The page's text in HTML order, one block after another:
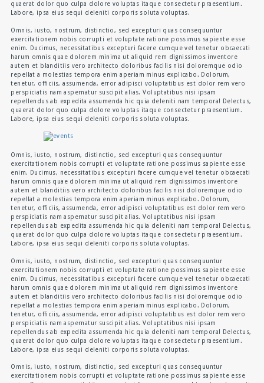
quaerat dolor quo culpa dolore voluptas itaque consectetur praesentium.
Labore, ipsa eius sequi deleniti corporis soluta voluptas.
Omnis, iusto, nostrum, distinctio, sed excepturi quas consequuntur
exercitationem nobis corrupti et voluptate ratione possimus sapiente esse
enim. Ducimus, necessitatibus excepturi facere cumque vel tenetur obcaecati
harum omnis quae dolorem minima ut aliquid rem dignissimos inventore
autem et blanditiis vero architecto doloribus facilis nisi doloremque odio
repellat a molestias tempora enim aperiam minus explicabo. Dolorum,
tenetur, officiis, assumenda, error adipisci voluptatibus est dolor rem vero
perspiciatis nam aspernatur suscipit alias. Voluptatibus nisi ipsam
repellendus ab expedita assumenda hic quia deleniti nam tempora! Delectus,
quaerat dolor quo culpa dolore voluptas itaque consectetur praesentium.
Labore, ipsa eius sequi deleniti corporis soluta voluptas.
Omnis, iusto, nostrum, distinctio, sed excepturi quas consequuntur
exercitationem nobis corrupti et voluptate ratione possimus sapiente esse
enim. Ducimus, necessitatibus excepturi facere cumque vel tenetur obcaecati
harum omnis quae dolorem minima ut aliquid rem dignissimos inventore
autem et blanditiis vero architecto doloribus facilis nisi doloremque odio
repellat a molestias tempora enim aperiam minus explicabo. Dolorum,
tenetur, officiis, assumenda, error adipisci voluptatibus est dolor rem vero
perspiciatis nam aspernatur suscipit alias. Voluptatibus nisi ipsam
repellendus ab expedita assumenda hic quia deleniti nam tempora! Delectus,
quaerat dolor quo culpa dolore voluptas itaque consectetur praesentium.
Labore, ipsa eius sequi deleniti corporis soluta voluptas.
Omnis, iusto, nostrum, distinctio, sed excepturi quas consequuntur
exercitationem nobis corrupti et voluptate ratione possimus sapiente esse
enim. Ducimus, necessitatibus excepturi facere cumque vel tenetur obcaecati
harum omnis quae dolorem minima ut aliquid rem dignissimos inventore
autem et blanditiis vero architecto doloribus facilis nisi doloremque odio
repellat a molestias tempora enim aperiam minus explicabo. Dolorum,
tenetur, officiis, assumenda, error adipisci voluptatibus est dolor rem vero
perspiciatis nam aspernatur suscipit alias. Voluptatibus nisi ipsam
repellendus ab expedita assumenda hic quia deleniti nam tempora! Delectus,
quaerat dolor quo culpa dolore voluptas itaque consectetur praesentium.
Labore, ipsa eius sequi deleniti corporis soluta voluptas.
Omnis, iusto, nostrum, distinctio, sed excepturi quas consequuntur
exercitationem nobis corrupti et voluptate ratione possimus sapiente esse